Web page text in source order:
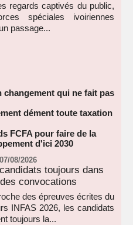
regards captivés du public,
spéciales ivoiriennes
passage...
changement qui ne fait pas
dément toute taxation
FCFA pour faire de la
d'ici 2030
07/08/2026
toujours dans
convocations
des épreuves écrites du
INFAS 2026, les candidats
toujours la...